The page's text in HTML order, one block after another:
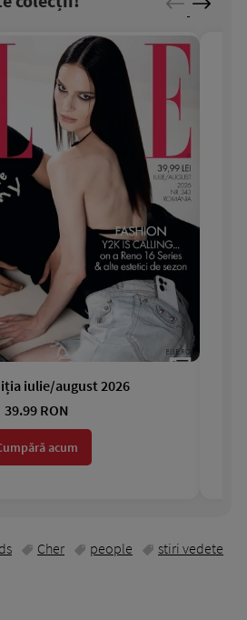
iulie/august 2026
39.99 RON
acum
Cher people stiri vedete